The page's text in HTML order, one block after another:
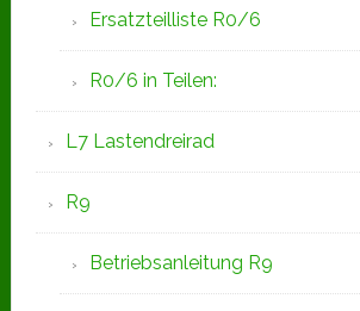
Ersatzteilliste R0/6
R0/6 in Teilen:
L7 Lastendreirad
R9
Betriebsanleitung R9